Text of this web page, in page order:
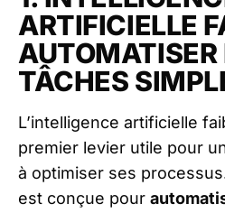
ARTIFICIELLE
AUTOMATISER
TÂCHES
L’intelligence artificielle
premier levier utile pour
à optimiser ses
est conçue pour